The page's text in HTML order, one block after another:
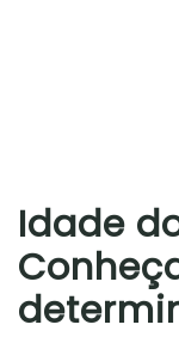
Idade